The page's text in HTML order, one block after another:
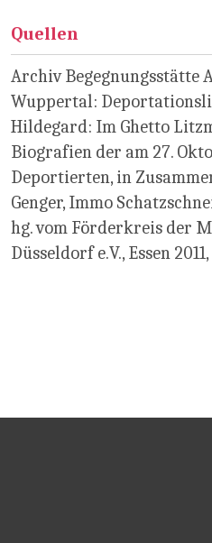
Quellen
Archiv Begegnungsstätte
Wuppertal:
Hildegard: Im Ghetto
Biografien der am 27.
Deportierten, in
Genger, Immo
hg. vom Förderkreis der
Düsseldorf e.V., Essen 2011,